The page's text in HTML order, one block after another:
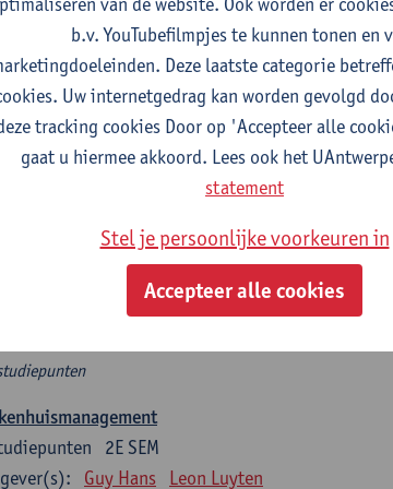
1E/2E SEM
studiepunten
Gaetane Stassijns
vermogen in fysische
1E/2E SEM
studiepunten
Gaetane Stassijns
in fysische geneeskunde en
1E/2E SEM
Inge Glazemakers
2E SEM
Guy Hans Leon Luyten
b.v. YouTubefilmpjes te kunnen tonen en
Deze laatste categorie
Uw internetgedrag kan worden gevolgd
tracking cookies Door op 'Accepteer alle
gaat u hiermee akkoord. Lees ook het
statement
Stel je persoonlijke voorkeuren in
Accepteer alle cookies